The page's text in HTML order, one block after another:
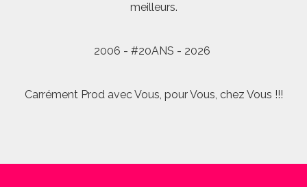
meilleurs.
2006 - #20ANS - 2026
Carrément Prod avec Vous, pour Vous, chez Vous !!!